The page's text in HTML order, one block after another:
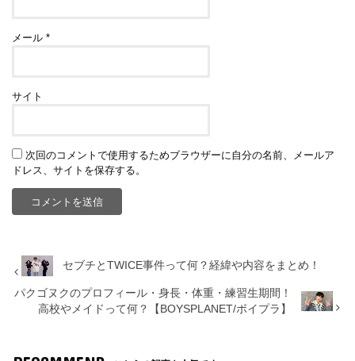
メール*
サイト
次回のコメントで使用するためブラウザーに自分の名前、メールア
ドレス、サイトを保存する。
セブチとTWICE事件って何？経緯や内容をまとめ！
パクゴヌクのプロフィール・身長・体重・練習生期間！
高校やメイドって何？【BOYSPLANET/ボイプラ】